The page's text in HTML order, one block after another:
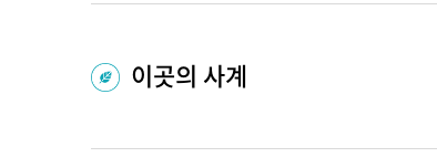
이곳의 사계